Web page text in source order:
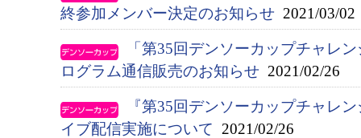
終参加メンバー決定のお知らせ 2021/03/02
「第35回デンソーカップチャレ
ログラム通信販売のお知らせ 2021/02/26
『第35回デンソーカップチャレ
イブ配信実施について 2021/02/26